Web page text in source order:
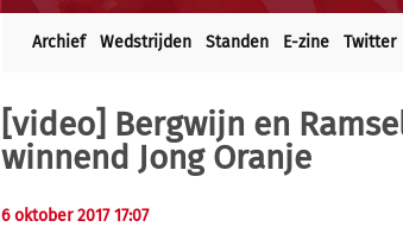
Archief Wedstrijden Standen E-zine Twitter
[video] Bergwijn en
winnend Jong Oranje
6 oktober 2017 17:07